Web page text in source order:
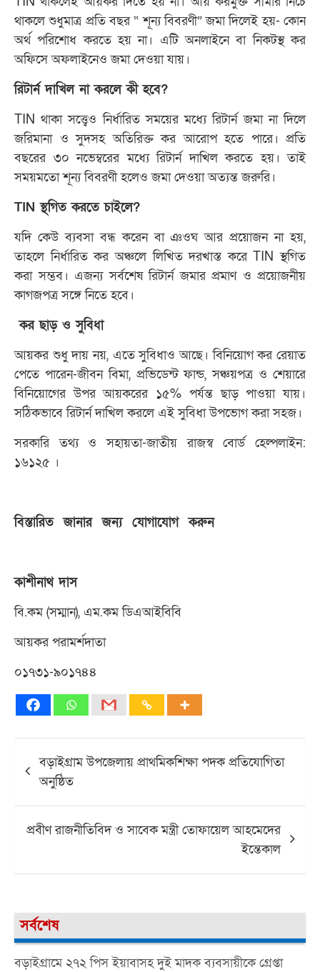
থাকলে শুধুমাত্র প্রতি বছর “ শূন্য বিবরণী” জমা দিলেই হয়- কোন
অর্থ পরিশোধ করতে হয় না। এটি অনলাইনে বা নিকটস্থ কর
অফিসে অফলাইনেও জমা দেওয়া যায়।
রিটার্ন দাখিল না করলে কী হবে?
TIN থাকা সত্ত্বেও নির্ধারিত সময়ের মধ্যে রিটার্ন জমা না দিলে
জরিমানা ও সুদসহ অতিরিক্ত কর আরোপ হতে পারে। প্রতি
বছরের ৩০ নভেম্বরের মধ্যে রিটার্ন দাখিল করতে হয়। তাই
সময়মতো শূন্য বিবরণী হলেও জমা দেওয়া অত্যন্ত জরুরি।
TIN স্থগিত করতে চাইলে?
যদি কেউ ব্যবসা বন্ধ করেন বা ঞওঘ আর প্রয়োজন না হয়,
তাহলে নির্ধারিত কর অঞ্চলে লিখিত দরখাস্ত করে TIN স্থগিত
করা সম্ভব। এজন্য সর্বশেষ রিটার্ন জমার প্রমাণ ও প্রয়োজনীয়
কাগজপত্র সঙ্গে নিতে হবে।
কর ছাড় ও সুবিধা
আয়কর শুধু দায় নয়, এতে সুবিধাও আছে। বিনিয়োগ কর রেয়াত
পেতে পারেন-জীবন বিমা, প্রভিডেন্ট ফান্ড, সঞ্চয়পত্র ও শেয়ারে
বিনিয়োগের উপর আয়করের ১৫% পর্যন্ত ছাড় পাওয়া যায়।
সঠিকভাবে রিটার্ন দাখিল করলে এই সুবিধা উপভোগ করা সহজ।
সরকারি তথ্য ও সহায়তা-জাতীয় রাজস্ব বোর্ড হেল্পলাইন:
১৬১২৫ ।
বিস্তারিত জানার জন্য যোগাযোগ করুন
কাশীনাথ দাস
বি.কম (সম্মান), এম.কম ডিএআইবিবি
আয়কর পরামর্শদাতা
০১৭৩১-৯০১৭৪৪
navigation
বড়াইগ্রাম উপজেলায় প্রাথমিকশিক্ষা পদক প্রতিযোগিতা
অনুষ্ঠিত
প্রবীণ রাজনীতিবিদ ও সাবেক মন্ত্রী তোফায়েল আহমেদের
ইন্তেকাল
সর্বশেষ
বড়াইগ্রামে ২৭২ পিস ইয়াবাসহ দুই মাদক ব্যবসায়ীকে গ্রেপ্তা